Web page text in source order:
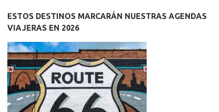
ESTOS DESTINOS MARCARÁN NUESTRAS AGENDAS
VIAJERAS EN 2026